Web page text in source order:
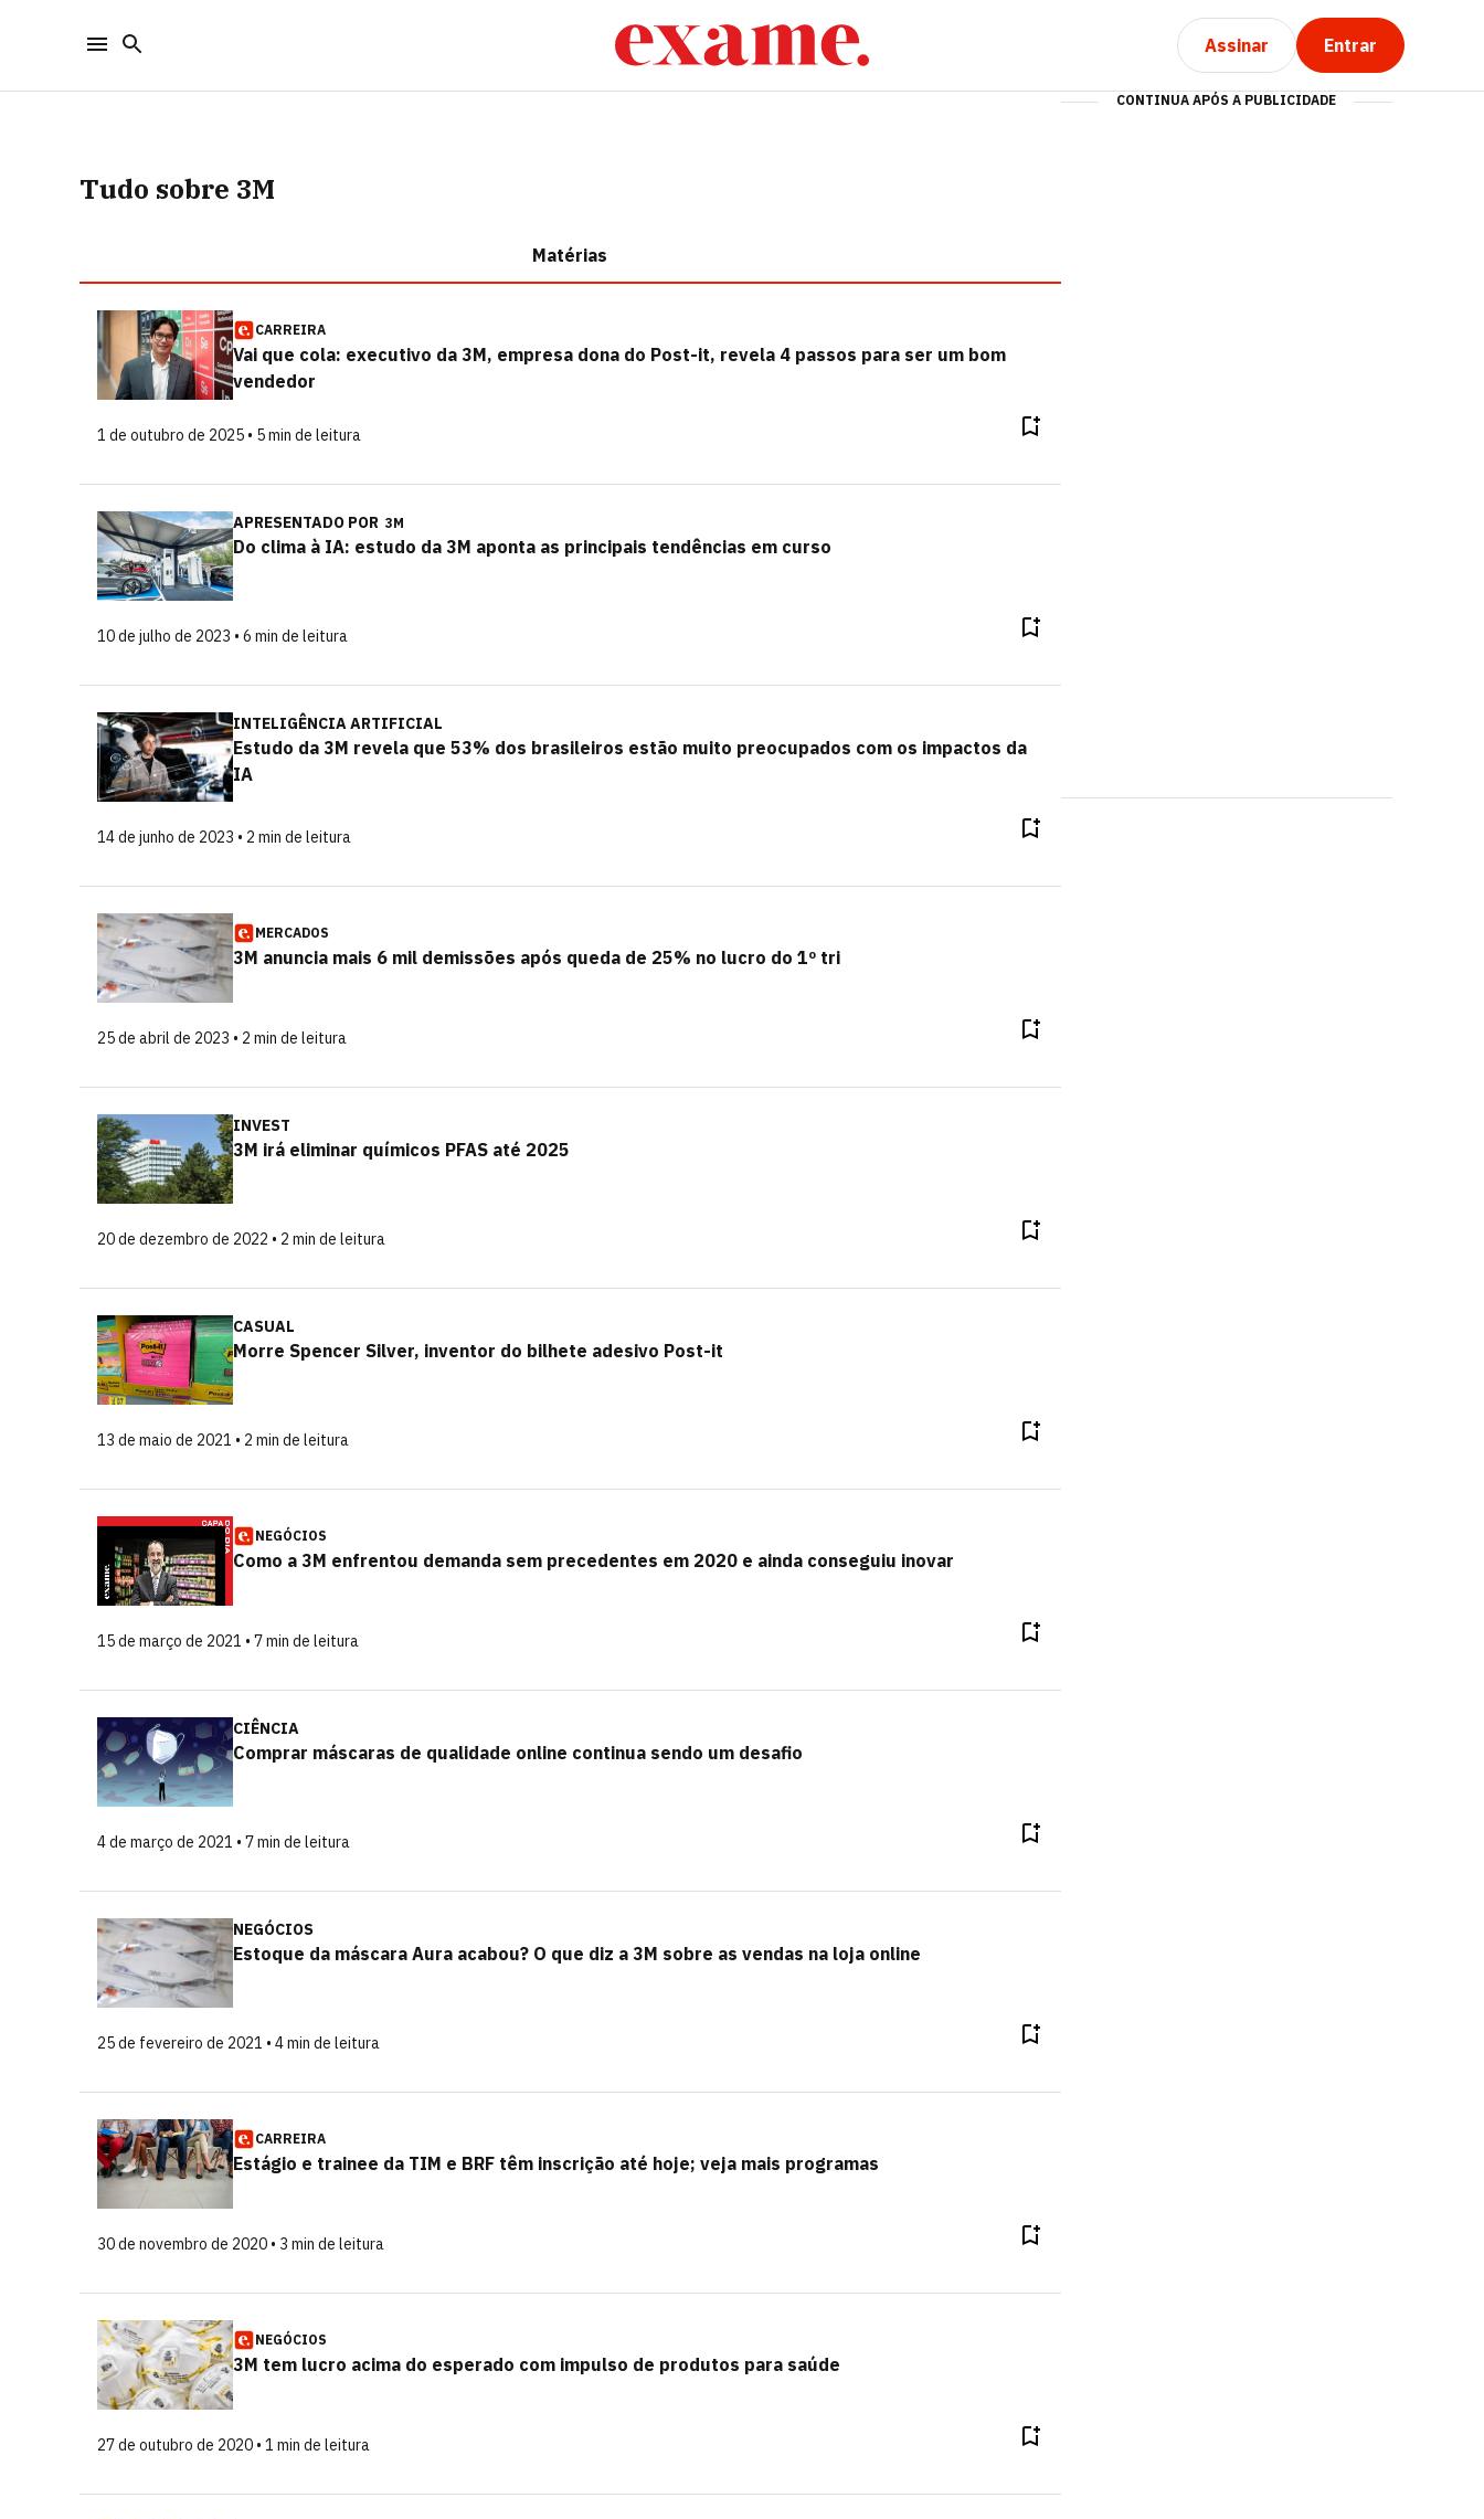
Assinar Entrar
Tudo sobre 3M
Matérias
CARREIRA
Vai que cola: executivo da 3M, empresa dona do Post-it, revela 4 passos para ser um bom
vendedor
1 de outubro de 2025 • 5 min de leitura
APRESENTADO POR 3M
Do clima à IA: estudo da 3M aponta as principais tendências em curso
10 de julho de 2023 • 6 min de leitura
INTELIGÊNCIA ARTIFICIAL
Estudo da 3M revela que 53% dos brasileiros estão muito preocupados com os impactos da
IA
14 de junho de 2023 • 2 min de leitura
MERCADOS
3M anuncia mais 6 mil demissões após queda de 25% no lucro do 1º tri
25 de abril de 2023 • 2 min de leitura
INVEST
3M irá eliminar químicos PFAS até 2025
20 de dezembro de 2022 • 2 min de leitura
CASUAL
Morre Spencer Silver, inventor do bilhete adesivo Post-it
13 de maio de 2021 • 2 min de leitura
NEGÓCIOS
Como a 3M enfrentou demanda sem precedentes em 2020 e ainda conseguiu inovar
15 de março de 2021 • 7 min de leitura
CIÊNCIA
Comprar máscaras de qualidade online continua sendo um desafio
4 de março de 2021 • 7 min de leitura
NEGÓCIOS
Estoque da máscara Aura acabou? O que diz a 3M sobre as vendas na loja online
25 de fevereiro de 2021 • 4 min de leitura
CARREIRA
Estágio e trainee da TIM e BRF têm inscrição até hoje; veja mais programas
30 de novembro de 2020 • 3 min de leitura
NEGÓCIOS
3M tem lucro acima do esperado com impulso de produtos para saúde
27 de outubro de 2020 • 1 min de leitura
CONTINUA APÓS A PUBLICIDADE